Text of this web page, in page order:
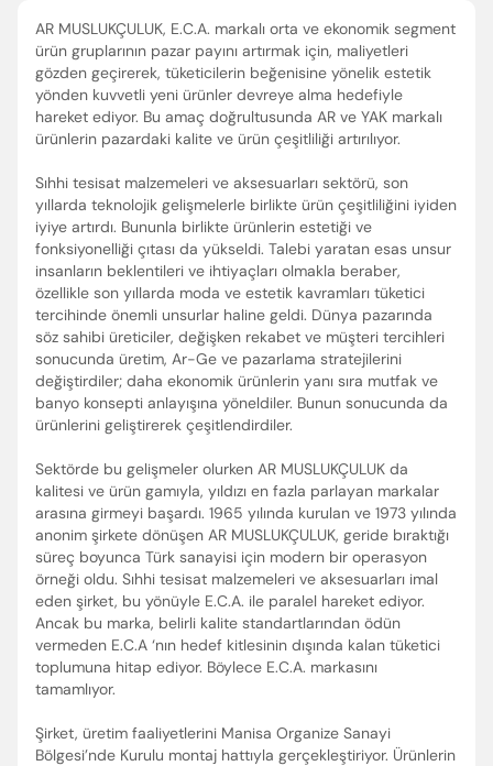
Enter’a basıp arayabilir veya ESC ile kapatabilirsiniz
AR MUSLUKÇULUK, E.C.A. markalı orta ve ekonomik segment
ürün gruplarının pazar payını artırmak için, maliyetleri
gözden geçirerek, tüketicilerin beğenisine yönelik estetik
yönden kuvvetli yeni ürünler devreye alma hedefiyle
hareket ediyor. Bu amaç doğrultusunda AR ve YAK markalı
ürünlerin pazardaki kalite ve ürün çeşitliliği artırılıyor.
Sıhhi tesisat malzemeleri ve aksesuarları sektörü, son
yıllarda teknolojik gelişmelerle birlikte ürün çeşitliliğini iyiden
iyiye artırdı. Bununla birlikte ürünlerin estetiği ve
fonksiyonelliği çıtası da yükseldi. Talebi yaratan esas unsur
insanların beklentileri ve ihtiyaçları olmakla beraber,
özellikle son yıllarda moda ve estetik kavramları tüketici
tercihinde önemli unsurlar haline geldi. Dünya pazarında
söz sahibi üreticiler, değişken rekabet ve müşteri tercihleri
sonucunda üretim, Ar-Ge ve pazarlama stratejilerini
değiştirdiler; daha ekonomik ürünlerin yanı sıra mutfak ve
banyo konsepti anlayışına yöneldiler. Bunun sonucunda da
ürünlerini geliştirerek çeşitlendirdiler.
Sektörde bu gelişmeler olurken AR MUSLUKÇULUK da
kalitesi ve ürün gamıyla, yıldızı en fazla parlayan markalar
arasına girmeyi başardı. 1965 yılında kurulan ve 1973 yılında
anonim şirkete dönüşen AR MUSLUKÇULUK, geride bıraktığı
süreç boyunca Türk sanayisi için modern bir operasyon
örneği oldu. Sıhhi tesisat malzemeleri ve aksesuarları imal
eden şirket, bu yönüyle E.C.A. ile paralel hareket ediyor.
Ancak bu marka, belirli kalite standartlarından ödün
vermeden E.C.A ‘nın hedef kitlesinin dışında kalan tüketici
toplumuna hitap ediyor. Böylece E.C.A. markasını
tamamlıyor.
Şirket, üretim faaliyetlerini Manisa Organize Sanayi
Bölgesi’nde Kurulu montaj hattıyla gerçekleştiriyor. Ürünlerin